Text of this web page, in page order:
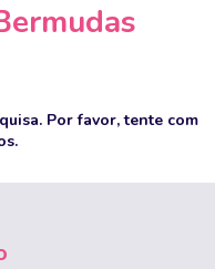
Por favor, tente com